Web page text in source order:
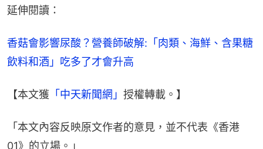
延伸閱讀：
香菇會影響尿酸？營養師破解:「肉類、海鮮、含果糖
飲料和酒」吃多了才會升高
【本文獲 「中天新聞網」 授權轉載。】
「本文內容反映原文作者的意見，並不代表《香港
01》的立場。」